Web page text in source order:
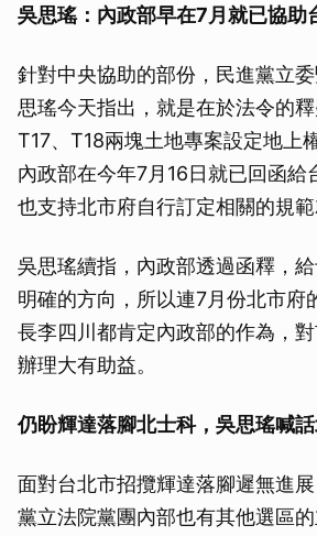
吳思瑤：內政部早在7月就已協助
針對中央協助的部份，民進黨立
思瑤今天指出，就是在於法令的
T17、T18兩塊土地專案設定地上
內政部在今年7月16日就已回函給
也支持北市府自行訂定相關的規範
吳思瑤續指，內政部透過函釋，
明確的方向，所以連7月份北市府
長李四川都肯定內政部的作為，
辦理大有助益。
仍盼輝達落腳北士科，吳思瑤喊
面對台北市招攬輝達落腳遲無進
黨立法院黨團內部也有其他選區